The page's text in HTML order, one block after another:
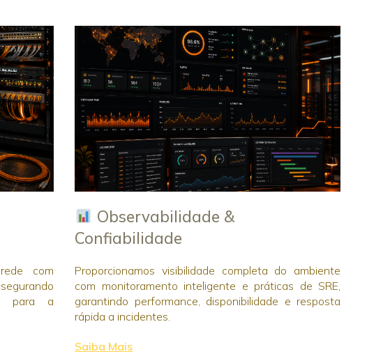
com
para a
Observabilidade &
Confiabilidade
Proporcionamos visibilidade completa do ambiente
com monitoramento inteligente e práticas de SRE,
garantindo performance, disponibilidade e resposta
rápida a incidentes.
Saiba Mais